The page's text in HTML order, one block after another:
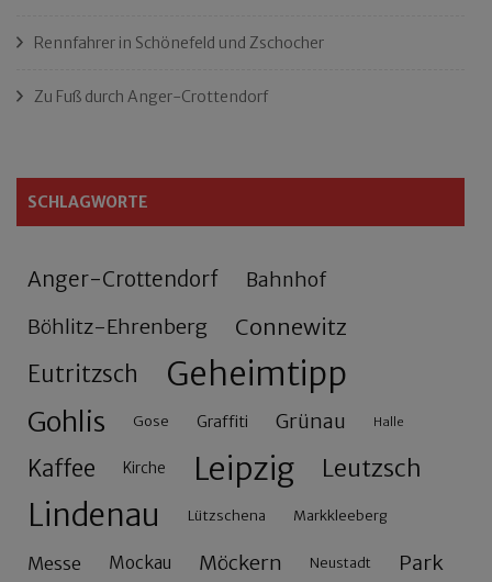
Rennfahrer in Schönefeld und Zschocher
Zu Fuß durch Anger-Crottendorf
SCHLAGWORTE
Anger-Crottendorf Bahnhof
Böhlitz-Ehrenberg Connewitz
Eutritzsch Geheimtipp
Gohlis Gose Graffiti Grünau Halle
Kaffee Kirche Leipzig Leutzsch
Lindenau Lützschena Markkleeberg
Messe Mockau Möckern Neustadt Park